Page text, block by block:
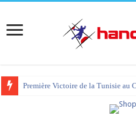
Première Victoire de la Tunisie au